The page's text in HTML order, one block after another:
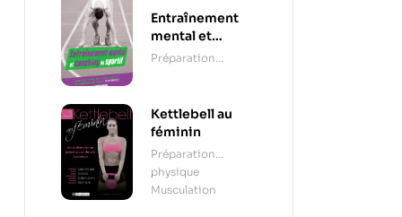
Entraînement
mental et
coaching du
Préparation
Kettlebell au
féminin
Préparation
physique
,
Musculation